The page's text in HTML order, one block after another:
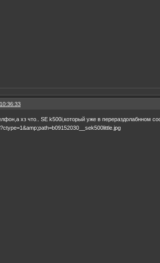
хз что.. SE k500i,который уже в перераздолабнном